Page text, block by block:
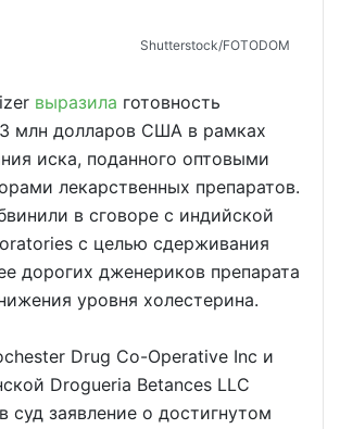
Shutterstock/FOTODOM
выразила готовность
млн долларов США в рамках
иска, поданного оптовыми
лекарственных препаратов.
в сговоре с индийской
с целью сдерживания
дорогих дженериков препарата
уровня холестерина.
Drug Co-Operative Inc и
Drogueria Betances LLC
суд заявление о достигнутом